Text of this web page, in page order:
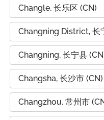
Changle, 长乐区 (CN)
Changning District, 长
Changning, 长宁县
Changsha, 长沙市 (CN)
Changzhou, 常州市